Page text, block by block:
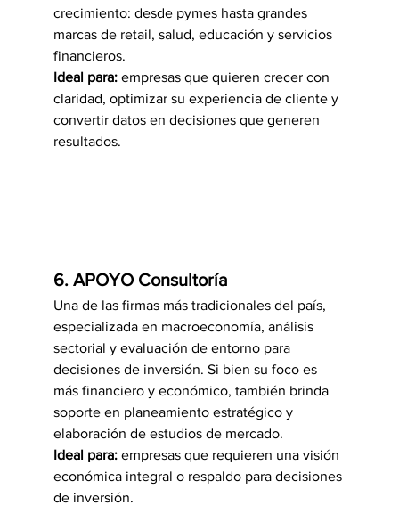
crecimiento: desde pymes hasta grandes
marcas de retail, salud, educación y servicios
financieros.
Ideal para: empresas que quieren crecer con
claridad, optimizar su experiencia de cliente y
convertir datos en decisiones que generen
resultados.
6. APOYO Consultoría
Una de las firmas más tradicionales del país,
especializada en macroeconomía, análisis
sectorial y evaluación de entorno para
decisiones de inversión. Si bien su foco es
más financiero y económico, también brinda
soporte en planeamiento estratégico y
elaboración de estudios de mercado.
Ideal para: empresas que requieren una visión
económica integral o respaldo para decisiones
de inversión.